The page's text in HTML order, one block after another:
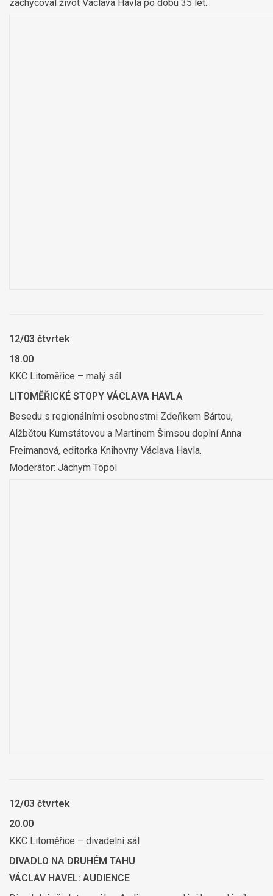
zachycoval život Václava Havla po dobu 35 let.
12/03 čtvrtek
18.00
KKC Litoměřice – malý sál
LITOMĚŘICKÉ STOPY VÁCLAVA HAVLA
Besedu s regionálními osobnostmi Zdeňkem Bártou,
Alžbětou Kumstátovou a Martinem Šimsou doplní Anna
Freimanová, editorka Knihovny Václava Havla.
Moderátor: Jáchym Topol
12/03 čtvrtek
20.00
KKC Litoměřice – divadelní sál
DIVADLO NA DRUHÉM TAHU
VÁCLAV HAVEL: AUDIENCE